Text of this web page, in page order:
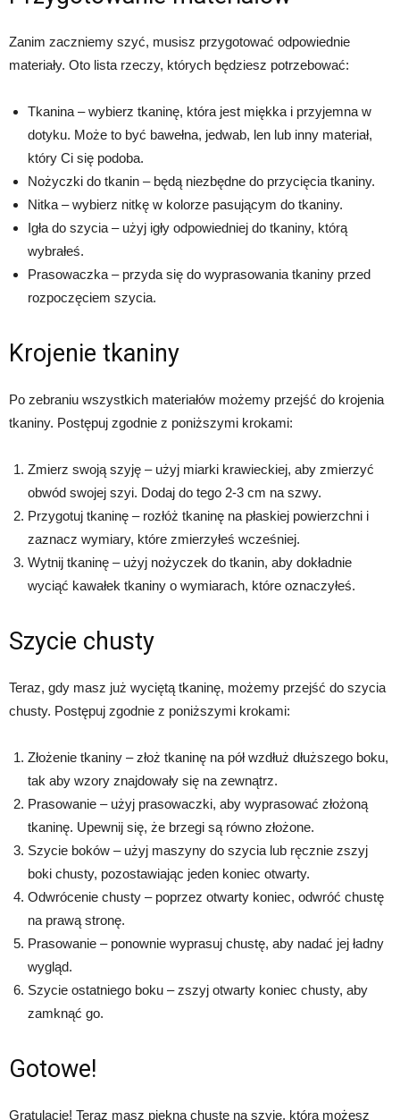
Zanim zaczniemy szyć, musisz przygotować odpowiednie
materiały. Oto lista rzeczy, których będziesz potrzebować:
Tkanina – wybierz tkaninę, która jest miękka i przyjemna w
dotyku. Może to być bawełna, jedwab, len lub inny materiał,
który Ci się podoba.
Nożyczki do tkanin – będą niezbędne do przycięcia tkaniny.
Nitka – wybierz nitkę w kolorze pasującym do tkaniny.
Igła do szycia – użyj igły odpowiedniej do tkaniny, którą
wybrałeś.
Prasowaczka – przyda się do wyprasowania tkaniny przed
rozpoczęciem szycia.
Krojenie tkaniny
Po zebraniu wszystkich materiałów możemy przejść do krojenia
tkaniny. Postępuj zgodnie z poniższymi krokami:
Zmierz swoją szyję – użyj miarki krawieckiej, aby zmierzyć
obwód swojej szyi. Dodaj do tego 2-3 cm na szwy.
Przygotuj tkaninę – rozłóż tkaninę na płaskiej powierzchni i
zaznacz wymiary, które zmierzyłeś wcześniej.
Wytnij tkaninę – użyj nożyczek do tkanin, aby dokładnie
wyciąć kawałek tkaniny o wymiarach, które oznaczyłeś.
Szycie chusty
Teraz, gdy masz już wyciętą tkaninę, możemy przejść do szycia
chusty. Postępuj zgodnie z poniższymi krokami:
Złożenie tkaniny – złoż tkaninę na pół wzdłuż dłuższego boku,
tak aby wzory znajdowały się na zewnątrz.
Prasowanie – użyj prasowaczki, aby wyprasować złożoną
tkaninę. Upewnij się, że brzegi są równo złożone.
Szycie boków – użyj maszyny do szycia lub ręcznie zszyj
boki chusty, pozostawiając jeden koniec otwarty.
Odwrócenie chusty – poprzez otwarty koniec, odwróć chustę
na prawą stronę.
Prasowanie – ponownie wyprasuj chustę, aby nadać jej ładny
wygląd.
Szycie ostatniego boku – zszyj otwarty koniec chusty, aby
zamknąć go.
Gotowe!
Gratulacje! Teraz masz piękną chustę na szyję, którą możesz